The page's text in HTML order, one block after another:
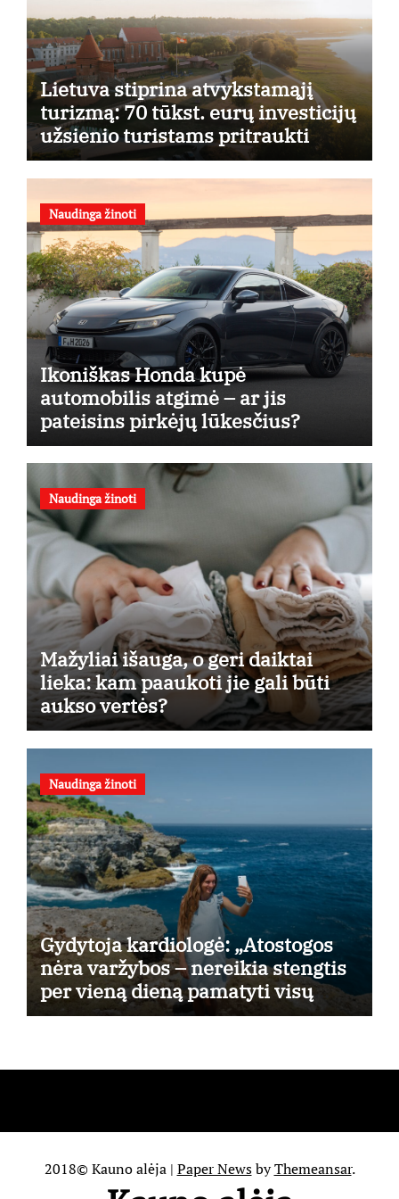
Lietuva stiprina atvykstamąjį
turizmą: 70 tūkst. eurų investicijų
užsienio turistams pritraukti
Naudinga žinoti
Ikoniškas Honda kupė
automobilis atgimė – ar jis
pateisins pirkėjų lūkesčius?
Naudinga žinoti
Mažyliai išauga, o geri daiktai
lieka: kam paaukoti jie gali būti
aukso vertės?
Naudinga žinoti
Gydytoja kardiologė: „Atostogos
nėra varžybos – nereikia stengtis
per vieną dieną pamatyti visų
lankytinų vietų“
2018© Kauno alėja | Paper NewsbyThemeansar.